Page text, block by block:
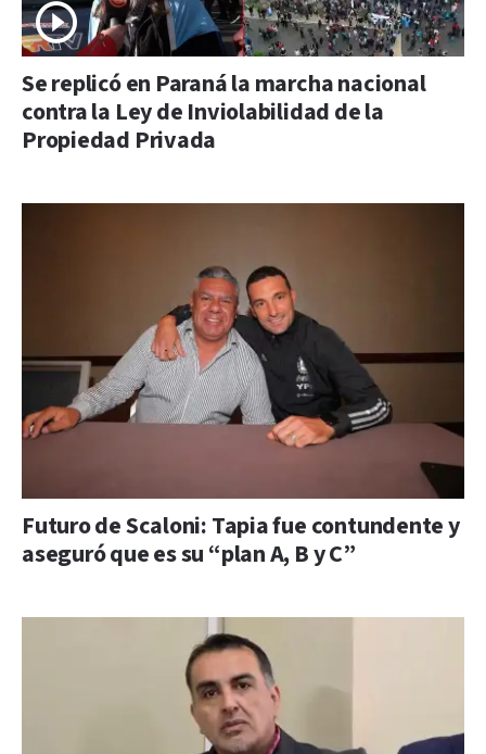
Se replicó en Paraná la marcha nacional
contra la Ley de Inviolabilidad de la
Propiedad Privada
Futuro de Scaloni: Tapia fue contundente y
aseguró que es su “plan A, B y C”